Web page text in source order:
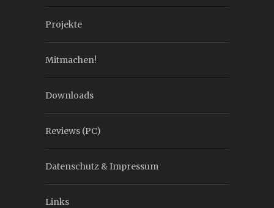
Projekte
Mitmachen!
Downloads
Reviews (PC)
Datenschutz & Impressum
Links